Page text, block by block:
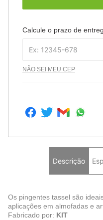
Calcule o prazo de
NÃO SEI MEU CEP
Descrição
Os pingentes tassel são
aplicações em almofadas e
Fabricado por: KIT